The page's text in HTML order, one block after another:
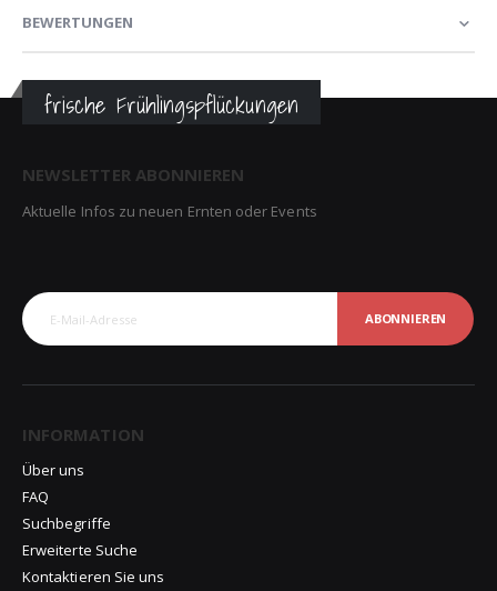
BEWERTUNGEN
frische Frühlingspflückungen
NEWSLETTER ABONNIEREN
Aktuelle Infos zu neuen Ernten oder Events
ABONNIEREN
INFORMATION
Über uns
FAQ
Suchbegriffe
Erweiterte Suche
Kontaktieren Sie uns